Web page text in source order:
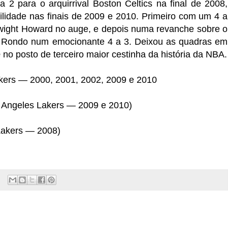
2 para o arquirrival Boston Celtics na final de 2008,
nas finais de 2009 e 2010. Primeiro com um 4 a
Howard no auge, e depois numa revanche sobre o
num emocionante 4 a 3. Deixou as quadras em
posto de terceiro maior cestinha da história da NBA.
— 2000, 2001, 2002, 2009 e 2010
Lakers — 2009 e 2010)
— 2008)